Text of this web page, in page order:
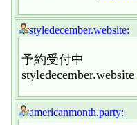
styledecember.website:
予約受付中
styledecember.website
americanmonth.party: